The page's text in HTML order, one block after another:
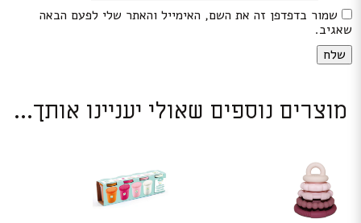
שמור בדפדפן זה את השם, האימייל והאתר שלי לפעם הבאה
שאגיב.
מוצרים נוספים שאולי יעניינו אותך...